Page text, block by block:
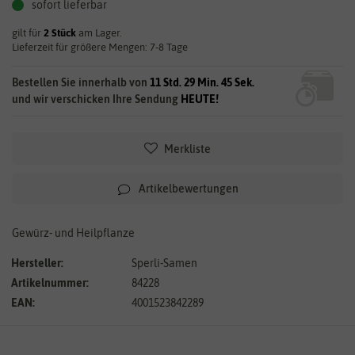
sofort lieferbar
gilt für 2 Stück am Lager.
Lieferzeit für größere Mengen: 7-8 Tage
Bestellen Sie innerhalb von 11 Std. 29 Min. 44 Sek.
und wir verschicken Ihre Sendung HEUTE!
Merkliste
Artikelbewertungen
Gewürz- und Heilpflanze
Hersteller:
Sperli-Samen
Artikelnummer:
84228
EAN:
4001523842289